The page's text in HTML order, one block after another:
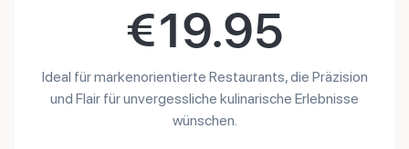
€19.95
Ideal für markenorientierte Restaurants, die Präzision
und Flair für unvergessliche kulinarische Erlebnisse
wünschen.